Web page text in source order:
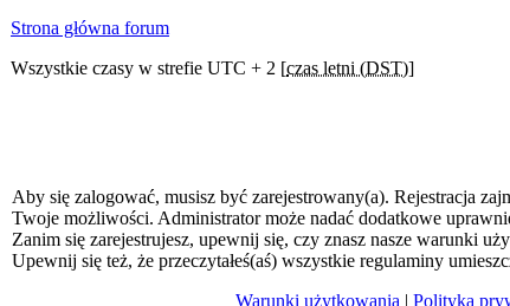
Strona główna forum
Wszystkie czasy w strefie UTC + 2 [czas letni (DST)]
Aby się zalogować, musisz być zarejestrowany(a). Rejestracja
Twoje możliwości. Administrator może nadać dodatkowe
Zanim się zarejestrujesz, upewnij się, czy znasz nasze warunki
Upewnij się też, że przeczytałeś(aś) wszystkie regulaminy
Warunki użytkowania | Polityka